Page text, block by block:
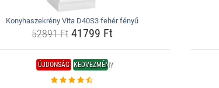
Konyhaszekrény Vita D40S3 fehér fényű
52891 Ft41799 Ft
ÚJDONSÁG KEDVEZMÉNY